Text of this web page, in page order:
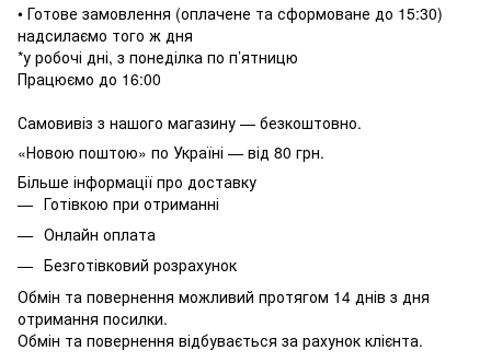
• Готове замовлення (оплачене та сформоване до 15:30)
надсилаємо того ж дня
*у робочі дні, з понеділка по п’ятницю
Працюємо до 16:00
Самовивіз з нашого магазину — безкоштовно.
«Новою поштою» по Україні — від 80 грн.
Більше інформації про доставку
Готівкою при отриманні
Онлайн оплата
Безготівковий розрахунок
Обмін та повернення можливий протягом 14 днів з дня
отримання посилки.
Обмін та повернення відбувається за рахунок клієнта.